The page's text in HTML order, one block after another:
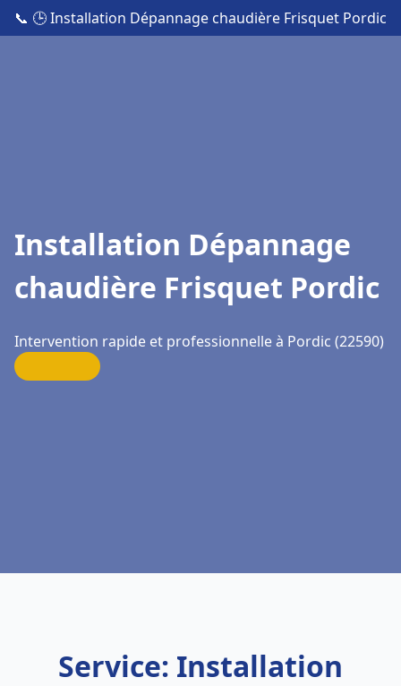
📞 🕒 Installation Dépannage chaudière Frisquet Pordic
Installation Dépannage
chaudière Frisquet Pordic
Intervention rapide et professionnelle à Pordic (22590)
Service: Installation